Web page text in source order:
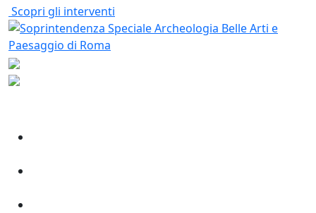
Scopri gli interventi